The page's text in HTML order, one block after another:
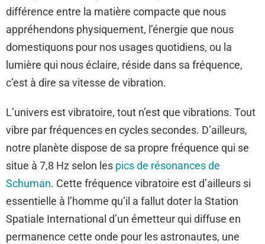
différence entre la matière compacte que nous
appréhendons physiquement, l’énergie que nous
domestiquons pour nos usages quotidiens, ou la
lumière qui nous éclaire, réside dans sa fréquence,
c’est à dire sa vitesse de vibration.
L’univers est vibratoire, tout n’est que vibrations. Tout
vibre par fréquences en cycles secondes. D’ailleurs,
notre planète dispose de sa propre fréquence qui se
situe à 7,8 Hz selon les pics de résonances de
Schuman. Cette fréquence vibratoire est d’ailleurs si
essentielle à l’homme qu’il a fallut doter la Station
Spatiale International d’un émetteur qui diffuse en
permanence cette onde pour les astronautes, une